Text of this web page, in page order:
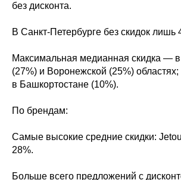
без дисконта.
В Санкт-Петербурге без скидок лишь
Максимальная медианная скидка —
(27%) и Воронежской (25%)
в Башкортостане (10%).
По брендам:
Самые высокие средние скидки:
28%.
Больше всего предложений с